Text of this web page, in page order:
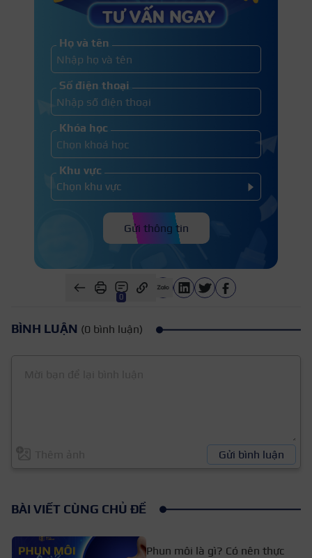
Họ và tên
Số điện thoại
Khóa học
Khu vực
Gửi thông tin
0
BÌNH LUẬN (0 bình luận)
Gửi bình luận
BÀI VIẾT CÙNG CHỦ ĐỀ
Phun môi là gì? Có nên thực